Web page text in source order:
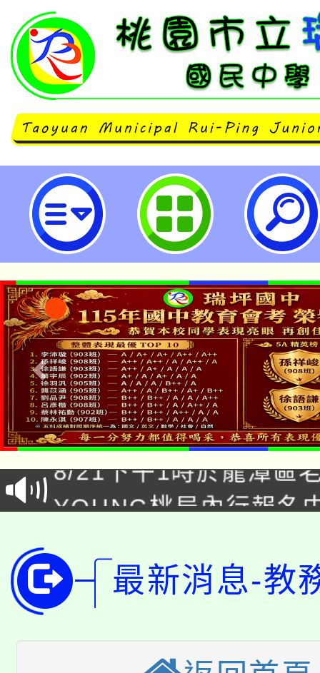
財團法人金車文教基金會2025「
動年會活動-桃園市立瑞坪國民中學
「本色祭」8/29、30在
場熱烈登場!
8/21下午1時於龍潭區
徵才活動。
YOUNG桃局內行報名
開!
115年桃園市運動會8/
田徑場及游泳池舉行。
桃園市低收入戶享有免
視費優惠，中低收入戶
大園自造教育及科技中
最新消息-教